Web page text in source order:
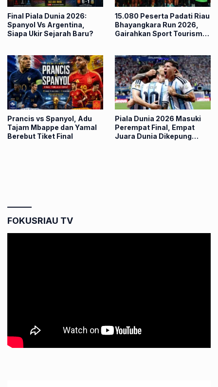
Final Piala Dunia 2026:
Spanyol Vs Argentina,
Siapa Ukir Sejarah Baru?
15.080 Peserta Padati Riau
Bhayangkara Run 2026,
Gairahkan Sport Tourism
Prancis vs Spanyol, Adu
Tajam Mbappe dan Yamal
Berebut Tiket Final
Piala Dunia 2026 Masuki
Perempat Final, Empat
Juara Dunia Dikepung
FOKUSRIAU TV